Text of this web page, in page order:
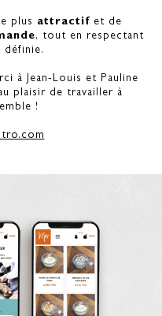
plus attractif et de
, tout en respectant
définie.
à Jean-Louis et Pauline
plaisir de travailler à
!